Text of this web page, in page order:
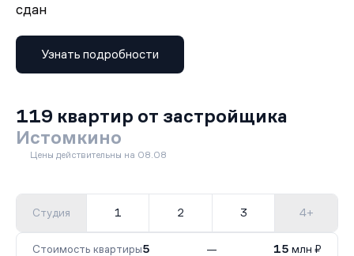
сдан
Узнать подробности
119 квартир от застройщика
Истомкино
Цены действительны на 08.08
Студия 1 2 3 4+
Стоимость квартиры5 — 15 млн ₽